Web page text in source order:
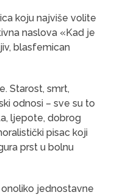
koju najviše volite
naslova «Kad je
blasfemican
Starost, smrt,
odnosi – sve su to
ljepote, dobrog
pisac koji
prst u bolnu
jednostavne